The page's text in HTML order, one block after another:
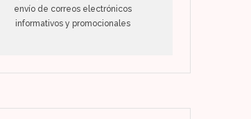
envío de correos electrónicos
informativos y promocionales